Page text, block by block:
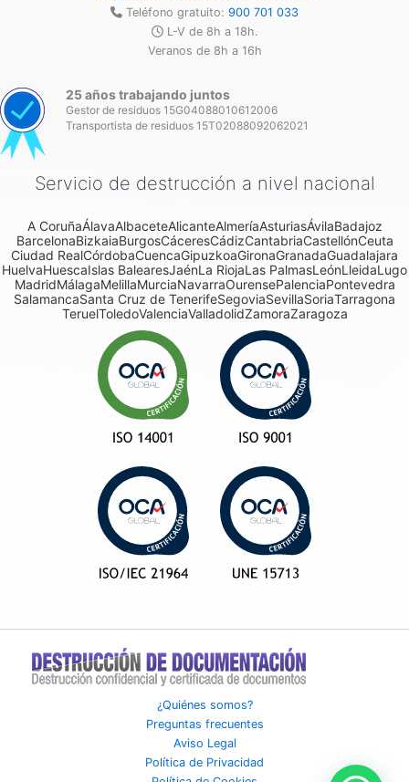
Teléfono gratuito: 900 701 033
L-V de 8h a 18h.
Veranos de 8h a 16h
25 años trabajando juntos
Gestor de residuos 15G04088010612006
Transportista de residuos 15T02088092062021
Servicio de destrucción a nivel nacional
A CoruñaÁlavaAlbaceteAlicanteAlmeríaAsturiasÁvilaBadajoz
BarcelonaBizkaiaBurgosCáceresCádizCantabriaCastellónCeuta
Ciudad RealCórdobaCuencaGipuzkoaGironaGranadaGuadalajara
HuelvaHuescaIslas BalearesJaénLa RiojaLas PalmasLeónLleidaLugo
MadridMálagaMelillaMurciaNavarraOurensePalenciaPontevedra
SalamancaSanta Cruz de TenerifeSegoviaSevillaSoriaTarragona
TeruelToledoValenciaValladolidZamoraZaragoza
¿Quiénes somos?
Preguntas frecuentes
Aviso Legal
Política de Privacidad